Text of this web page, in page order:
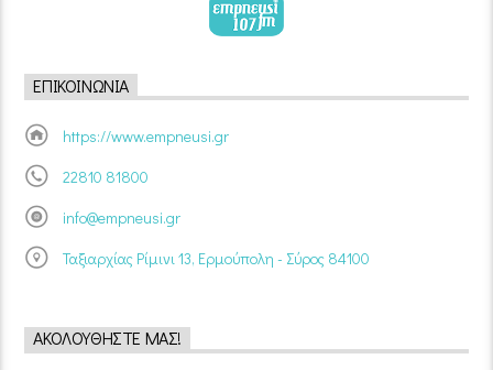
ΕΠΙΚΟΙΝΩΝΊΑ
https://www.empneusi.gr
22810 81800
info@empneusi.gr
Ταξιαρχίας Ρίμινι 13, Ερμούπολη - Σύρος 84100
ΑΚΟΛΟΥΘΉΣΤΕ ΜΑΣ!